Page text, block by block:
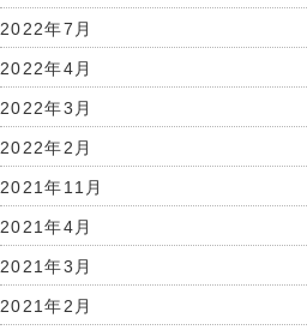
2022年7月
2022年4月
2022年3月
2022年2月
2021年11月
2021年4月
2021年3月
2021年2月